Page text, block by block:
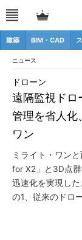
建築 BIM・CAD
ニュース
遠隔監視ドロ
管理を省人
ワン
ドローン
ミライト・ワン
for X2」と3D点群
迅速化を実現し
の1、従来のドロ